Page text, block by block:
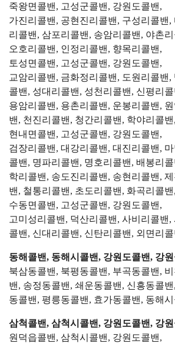
죽왕면콜밴, 고성군콜밴, 강원도콜밴,
가진리콜밴, 공현진리콜밴, 구성리콜밴,
리콜밴, 삼포리콜밴, 송암리콜밴, 야촌
오호리콜밴, 인정리콜밴, 향목리콜밴,
토성면콜밴, 고성군콜밴, 강원도콜밴,
교암리콜밴, 금화정리콜밴, 도원리콜밴,
콜밴, 성대리콜밴, 성천리콜밴, 신평리
용암리콜밴, 용촌리콜밴, 운봉리콜밴,
밴, 천진리콜밴, 청간리콜밴, 학야리콜밴,
현내면콜밴, 고성군콜밴, 강원도콜밴,
검장리콜밴, 대강리콜밴, 대진리콜밴,
콜밴, 명파리콜밴, 명호리콜밴, 배봉리
학리콜밴, 송도진리콜밴, 송현리콜밴,
밴, 철통리콜밴, 초도리콜밴, 화곡리콜밴,
수동면콜밴, 고성군콜밴, 강원도콜밴,
고미성리콜밴, 덕산리콜밴, 사비리콜밴,
콜밴, 신대리콜밴, 신탄리콜밴, 외면리콜
동해콜밴, 동해시콜밴, 강원도콜밴, 강
북삼동콜밴, 북평동콜밴, 부곡동콜밴,
밴, 송정동콜밴, 쇄운동콜밴, 신흥동콜
동콜밴, 평릉동콜밴, 효가동콜밴, 동해
삼척콜밴, 삼척시콜밴, 강원도콜밴, 강
원덕읍콜밴, 삼척시콜밴, 강원도콜밴,